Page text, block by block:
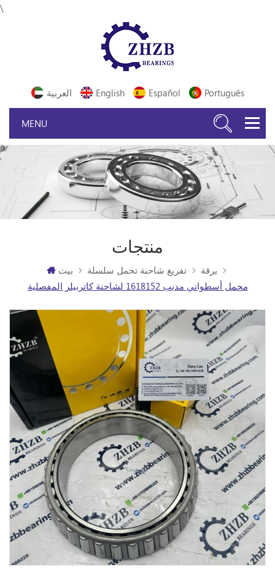
\
العربية English Español Português
منتجات
بيت تفريغ شاحنة تحمل سلسلة
يرقة
محمل أسطواني مدبب 1618152 لشاحنة كاتربيلر المفصلية